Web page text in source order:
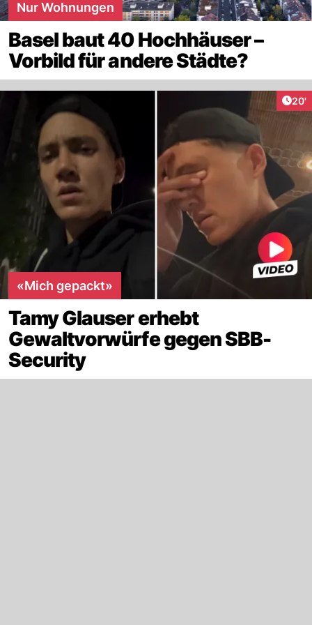
Nur Wohnungen
Basel baut 40 Hochhäuser –
Vorbild für andere Städte?
20'
«Mich gepackt»
Tamy Glauser erhebt
Gewaltvorwürfe gegen SBB-
Security